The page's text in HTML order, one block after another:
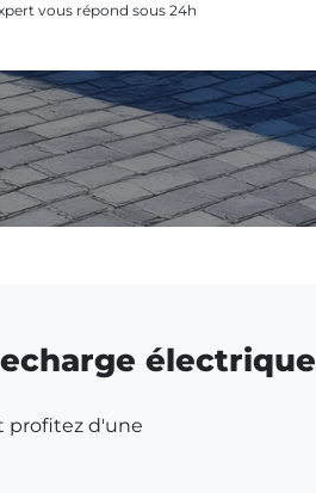
vous répond sous 24h
électrique
profitez d'une